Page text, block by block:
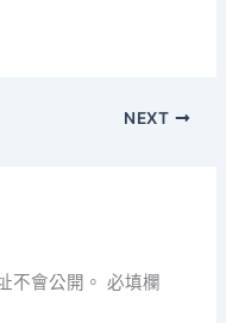
NEXT
不會公開。 必填欄